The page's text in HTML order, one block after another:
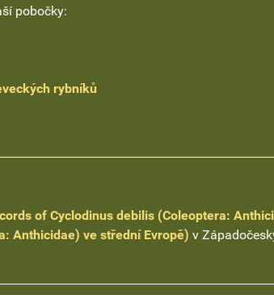
pobočky:
rybníků
of Cyclodinus debilis (Coleoptera:
Anthicidae) ve střední Evropě) v